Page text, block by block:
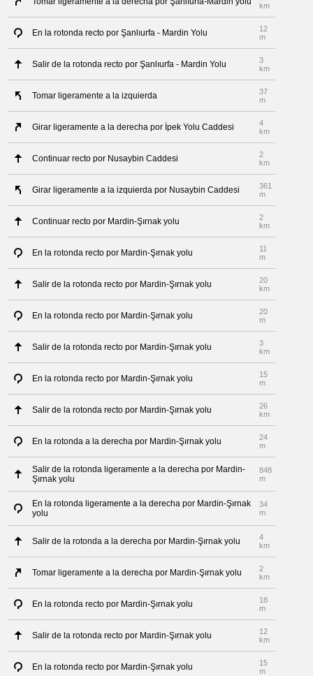
km
En la rotonda recto por Şanlıurfa - Mardin Yolu
12
m
Salir de la rotonda recto por Şanlıurfa - Mardin Yolu
3
km
Tomar ligeramente a la izquierda
37
m
Girar ligeramente a la derecha por İpek Yolu Caddesi
4
km
Continuar recto por Nusaybin Caddesi
2
km
Girar ligeramente a la izquierda por Nusaybin Caddesi
361
m
Continuar recto por Mardin-Şırnak yolu
2
km
En la rotonda recto por Mardin-Şırnak yolu
11
m
Salir de la rotonda recto por Mardin-Şırnak yolu
20
km
En la rotonda recto por Mardin-Şırnak yolu
20
m
Salir de la rotonda recto por Mardin-Şırnak yolu
3
km
En la rotonda recto por Mardin-Şırnak yolu
15
m
Salir de la rotonda recto por Mardin-Şırnak yolu
26
km
En la rotonda a la derecha por Mardin-Şırnak yolu
24
m
Salir de la rotonda ligeramente a la derecha por Mardin-
Şırnak yolu
848
m
En la rotonda ligeramente a la derecha por Mardin-Şırnak
yolu
34
m
Salir de la rotonda a la derecha por Mardin-Şırnak yolu
4
km
Tomar ligeramente a la derecha por Mardin-Şırnak yolu
2
km
En la rotonda recto por Mardin-Şırnak yolu
18
m
Salir de la rotonda recto por Mardin-Şırnak yolu
12
km
En la rotonda recto por Mardin-Şırnak yolu
15
m